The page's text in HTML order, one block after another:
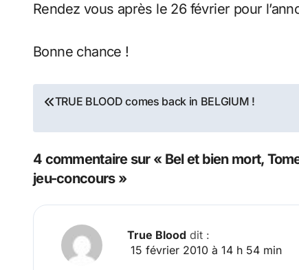
Rendez vous après le 26 février pour
Bonne chance !
Navigation
de
l’article
TRUE BLOOD comes back in BELGIUM !
4 commentaire sur « Bel et bien mort,
jeu-concours »
True Blood dit :
15 février 2010 à 14 h 54 min